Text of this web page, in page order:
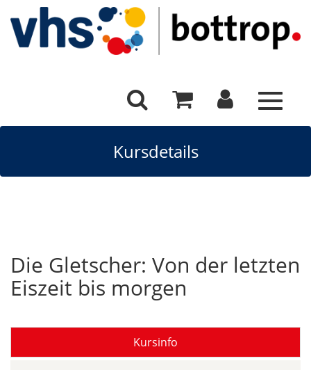
Toggle
Kursdetails
Die Gletscher: Von der letzten
Eiszeit bis morgen
Kursinfo